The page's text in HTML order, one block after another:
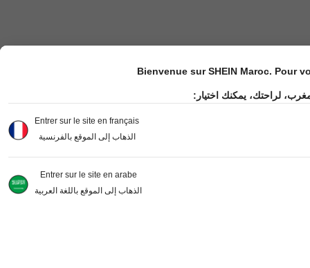
Bienvenue sur SHEIN Maroc. Pour
لراحتك، يمكنك اختيار:
Entrer sur le site en français
الذهاب إلى الموقع بالفرنسية
Entrer sur le site en arabe
الذهاب إلى الموقع باللغة العربية